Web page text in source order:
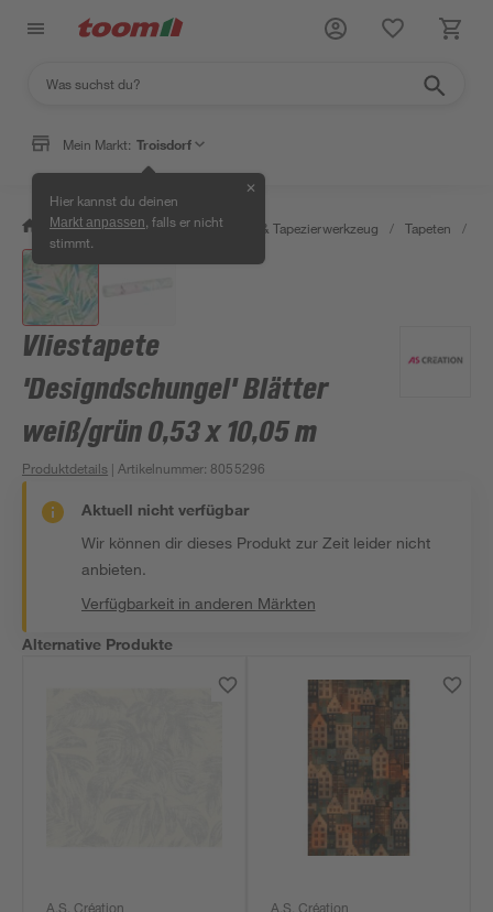
Mein Markt: Troisdorf
Hier kannst du deinen
Markt anpassen , falls er nicht
stimmt.
✕
/ Wohnen & Haushalt / Tapeten & Tapezierwerkzeug / Tapeten /
Vliestapete
'Designdschungel' Blätter
weiß/grün 0,53 x 10,05 m
Produktdetails | Artikelnummer: 8055296
Aktuell nicht verfügbar
Wir können dir dieses Produkt zur Zeit leider nicht
anbieten.
Verfügbarkeit in anderen Märkten
Alternative Produkte